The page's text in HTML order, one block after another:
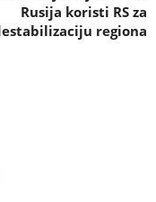
Rusija koristi RS za
regiona